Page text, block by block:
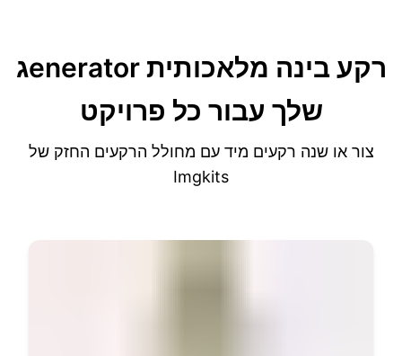
גenerator רקע בינה מלאכותית
שלך עבור כל פרויקט
צור או שנה רקעים מיד עם מחולל הרקעים החזק של
Imgkits